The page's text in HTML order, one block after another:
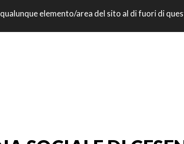
elemento/area del sito al di fuori di